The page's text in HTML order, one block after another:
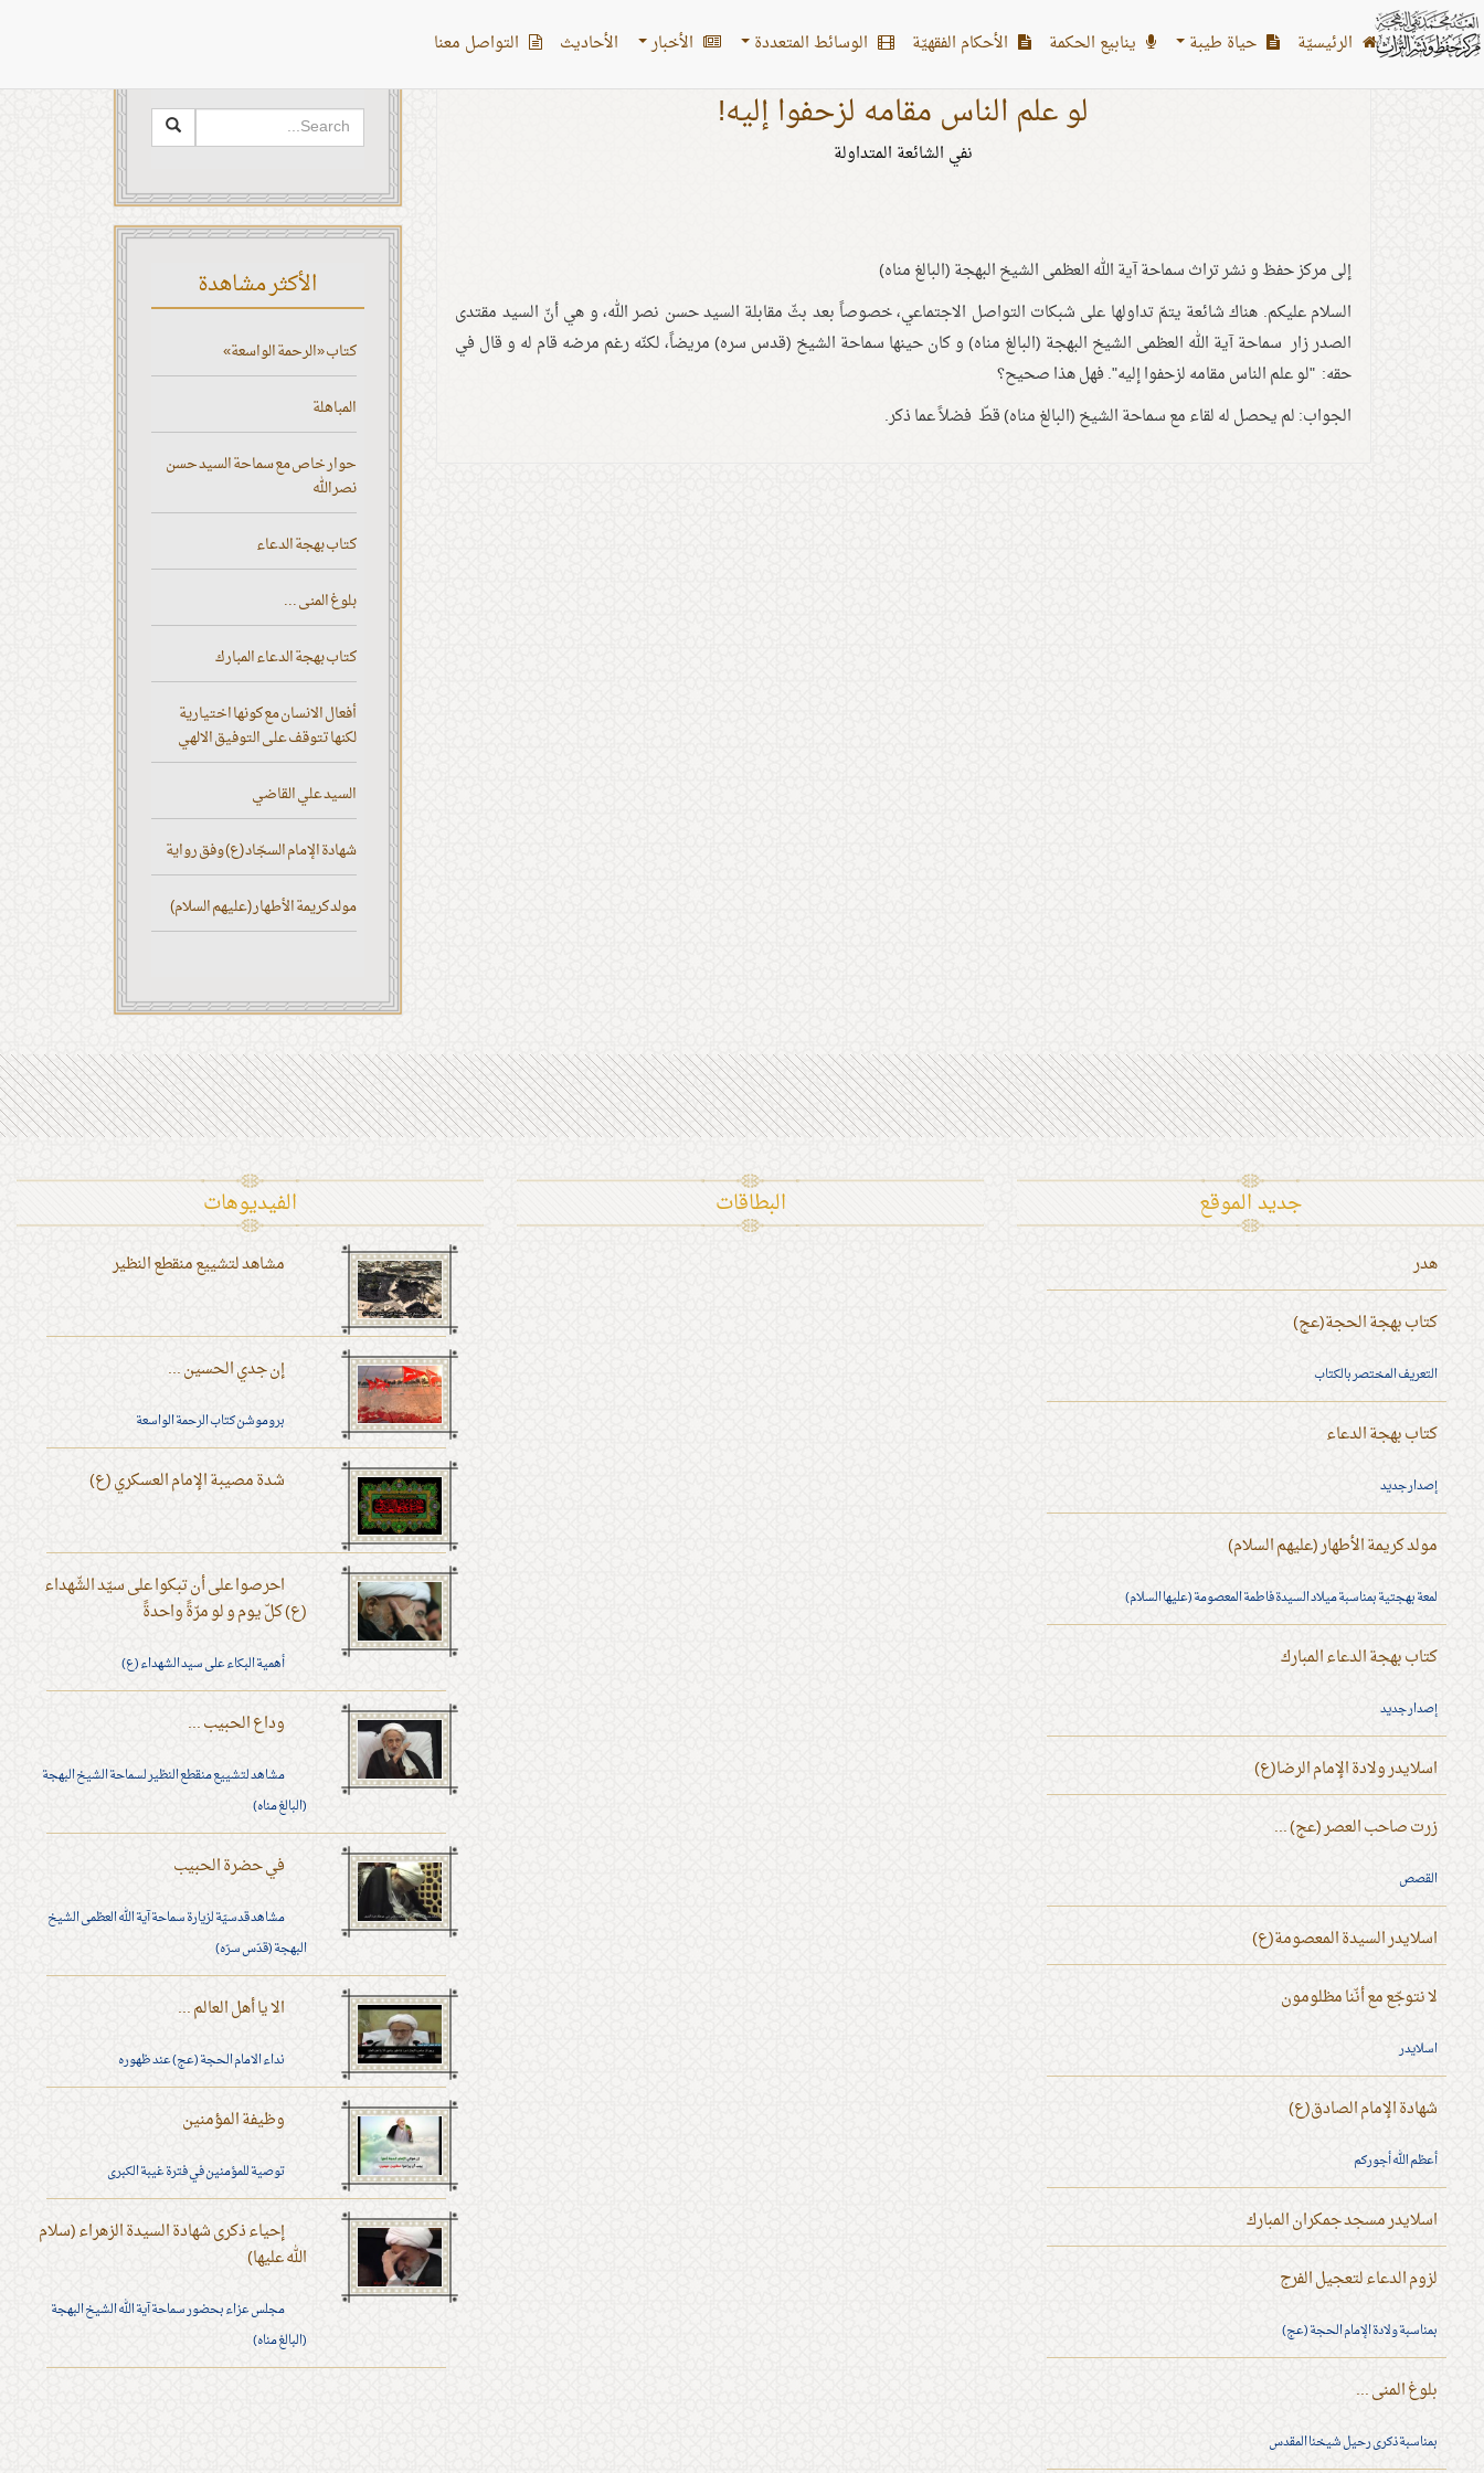
الرئیسیّة حياة طيبة ينابيع الحكمة الأحکام الفقهیّة الوسائط المتعددة الأخبار الأحادیث التواصل معنا
لو علم الناس مقامه لزحفوا إليه!
نفي الشائعة المتداولة
إلى مركز حفظ و نشر تراث سماحة آية الله العظمى الشيخ البهجة (البالغ مناه)
السلام عليكم. هناك شائعة يتمّ تداولها على شبكات التواصل الاجتماعي، خصوصاً بعد بثّ مقابلة السيد حسن نصر الله، و هي أنّ السيد مقتدى
الصدر زار سماحة آية الله العظمى الشيخ البهجة (البالغ مناه) و كان حينها سماحة الشيخ (قدس سره) مريضاً، لكنّه رغم مرضه قام له و قال في
حقه: "لو علم الناس مقامه لزحفوا إليه". فهل هذا صحیح؟
الجواب: لم يحصل له لقاء مع سماحة الشيخ (البالغ مناه) قطّ فضلاً عما ذكر.
الأكثر مشاهدة
كتاب «الرحمة الواسعة»
المباهلة
حوار خاص مع سماحة السيد حسن
نصر الله
كتاب بهجة الدعاء
بلوغ المنى ...
كتاب بهجة الدعاء المبارك
أفعال الانسان مع كونها اختيارية
لكنها تتوقف على التوفيق الالهي
السيد علي القاضي
شهادة الإمام السجّاد (ع) وفق رواية
مولد كريمة الأطهار (عليهم السلام)
الفیدیوهات
مشاهد لتشييع منقطع النظير
إن جدي الحسين ...
بروموشن كتاب الرحمة الواسعة
شدة مصيبة الإمام العسكري (ع)
احرصوا على أن تبكوا على سيّد الشّهداء
(ع) كلّ يوم و لو مرّةً واحدةً
أهمية البكاء على سيد الشهداء (ع)
وداع الحبيب ...
مشاهد لتشييع منقطع النظير لسماحة الشيخ البهجة
(البالغ مناه)
في حضرة الحبيب
مشاهد قدسيّة لزيارة سماحة آية الله العظمى الشيخ
البهجة (قدّس سرّه)
الا يا أهل العالم ...
نداء الامام الحجة (عج) عند ظهوره
وظيفة المؤمنين
توصية للمؤمنين في فترة غيبة الكبرى
إحياء ذكرى شهادة السيدة الزهراء (سلام
الله عليها)
مجلس عزاء بحضور سماحة آية الله الشيخ البهجة
(البالغ مناه)
البطاقات جديد الموقع
هدر
كتاب بهجة الحجة(عج)
التعريف المختصر بالكتاب
كتاب بهجة الدعاء
إصدار جديد
مولد كريمة الأطهار (عليهم السلام)
لمعة بهجتية بمناسبة ميلاد السيدة فاطمة المعصومة (عليها السلام)
كتاب بهجة الدعاء المبارك
إصدار جديد
اسلايدر ولادة الإمام الرضا(ع)
زرت صاحب العصر (عج) ...
القصص
اسلايدر السيدة المعصومة(ع)
لا نتوجّع مع أنّنا مظلومون
اسلايدر
شهادة الإمام الصادق(ع)
أعظم الله أجوركم
اسلايدر مسجد جمكران المبارك
لزوم الدعاء لتعجيل الفرج
بمناسبة ولادة الإمام الحجة (عج)
بلوغ المنى ...
بمناسبة ذكرى رحيل شيخنا المقدس